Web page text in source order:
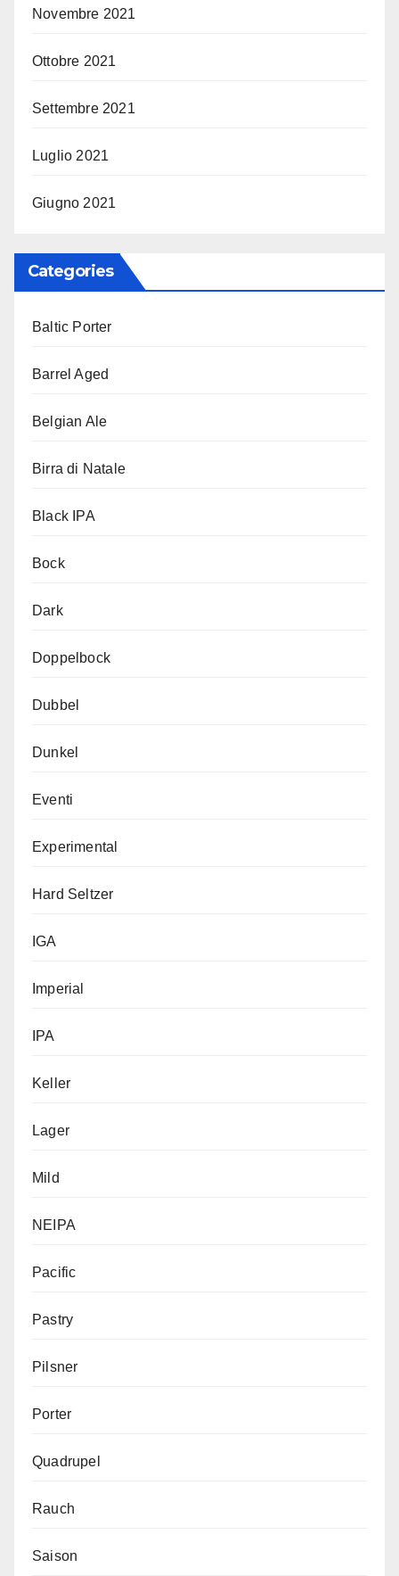
Novembre 2021
Ottobre 2021
Settembre 2021
Luglio 2021
Giugno 2021
Categories
Baltic Porter
Barrel Aged
Belgian Ale
Birra di Natale
Black IPA
Bock
Dark
Doppelbock
Dubbel
Dunkel
Eventi
Experimental
Hard Seltzer
IGA
Imperial
IPA
Keller
Lager
Mild
NEIPA
Pacific
Pastry
Pilsner
Porter
Quadrupel
Rauch
Saison